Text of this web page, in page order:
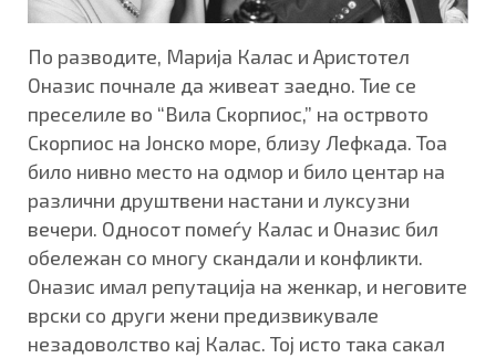
По разводите, Марија Калас и Аристотел
Оназис почнале да живеат заедно. Тие се
преселиле во “Вила Скорпиос,” на острвото
Скорпиос на Јонско море, близу Лефкада. Тоа
било нивно место на одмор и било центар на
различни друштвени настани и луксузни
вечери. Односот помеѓу Калас и Оназис бил
обележан со многу скандали и конфликти.
Оназис имал репутација на женкар, и неговите
врски со други жени предизвикувале
незадоволство кај Калас. Тој исто така сакал